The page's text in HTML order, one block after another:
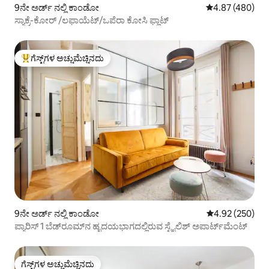
9ನೇ ಅರ್ಡ್ ನಲ್ಲಿ ಕಾಂಡೋ 5 ರಲ್ಲಿ 4.87
4.87 (480)
ಸ್ಯಾಕ್ರೆ-ಕೋರ್ /ಲಫಾಯೆಟ್/ಒಪೆರಾ ಕೋಸಿ ಫ್ಲಾಟ್
ಗೆಸ್ಟ್‌ಗಳಿಗೆ ಅತಿ ಹೆಚ್ಚು ಅಚ್ಚುಮೆಚ್ಚಿನದು
ಗೆಸ್ಟ್‌ಗಳ ಅಚ್ಚುಮೆಚ್ಚಿನದು
9ನೇ ಅರ್ಡ್ ನಲ್ಲಿ ಕಾಂಡೋ 5 ರಲ್ಲಿ 4.92
4.92 (250)
ಪ್ಯಾರಿಸ್ 1 ಬೆಡ್‌ರೂಮ್‌ನ ಹೃದಯಭಾಗದಲ್ಲಿರುವ ಸ್ಟೈಲಿಶ್ ಅಪಾರ್ಟ್‌ಮೆಂಟ್
ಗೆಸ್ಟ್‌ಗಳ ಅಚ್ಚುಮೆಚ್ಚಿನದು